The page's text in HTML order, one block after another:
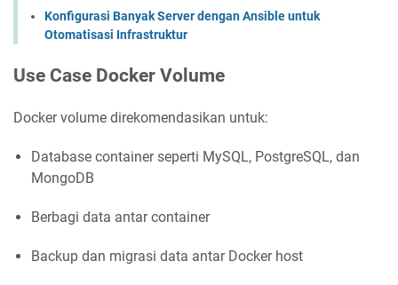
Konfigurasi Banyak Server dengan Ansible untuk
Otomatisasi Infrastruktur
Use Case Docker Volume
Docker volume direkomendasikan untuk:
Database container seperti MySQL, PostgreSQL, dan
MongoDB
Berbagi data antar container
Backup dan migrasi data antar Docker host